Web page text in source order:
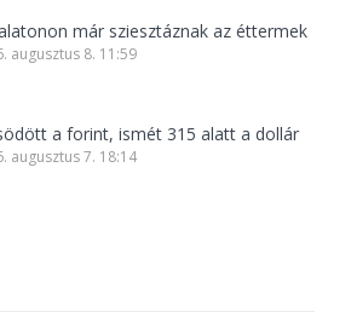
már sziesztáznak az éttermek
augusztus 8. 11:59
a forint, ismét 315 alatt a dollár
augusztus 7. 18:14